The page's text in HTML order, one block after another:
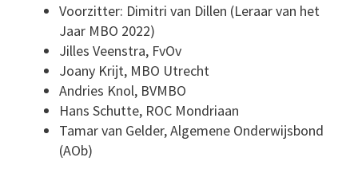
Voorzitter: Dimitri van Dillen (Leraar van het
Jaar MBO 2022)
Jilles Veenstra, FvOv
Joany Krijt, MBO Utrecht
Andries Knol, BVMBO
Hans Schutte, ROC Mondriaan
Tamar van Gelder, Algemene Onderwijsbond
(AOb)